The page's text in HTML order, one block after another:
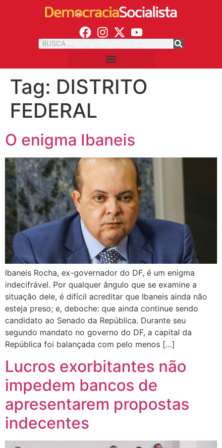
Tag: DISTRITO
FEDERAL
O enigma Ibaneis
Ibaneis Rocha, ex-governador do DF, é um enigma
indecifrável. Por qualquer ângulo que se examine a
situação dele, é difícil acreditar que Ibaneis ainda não
esteja preso; e, deboche: que ainda continue sendo
candidato ao Senado da República. Durante seu
segundo mandato no governo do DF, a capital da
República foi balançada com pelo menos […]
Lucros exorbitantes não
impedem bancos de
apresentarem propostas
indecentes